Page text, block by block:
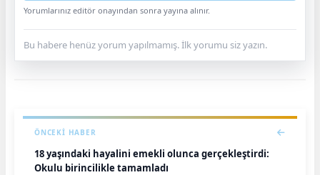
Yorumlarınız editör onayından sonra yayına alınır.
Bu habere henüz yorum yapılmamış. İlk yorumu siz yazın.
ÖNCEKI HABER
18 yaşındaki hayalini emekli olunca gerçekleştirdi:
Okulu birincilikle tamamladı